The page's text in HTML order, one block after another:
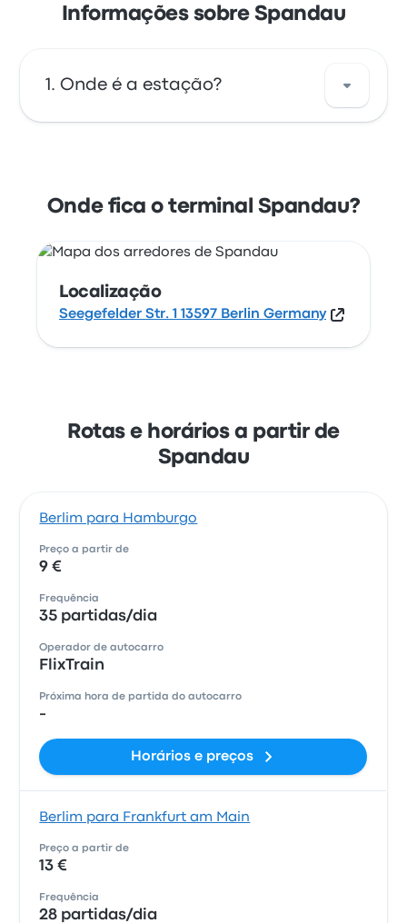
Informações sobre Spandau
Onde é a estação?
desta paragem de autocarro em/no Berlim
Onde fica o terminal Spandau?
Localização
Seegefelder Str. 1 13597 Berlin Germany
Rotas e horários a partir de
Spandau
Berlim para Hamburgo
Preço a partir de
9 €
Frequência
35 partidas/dia
Operador de autocarro
FlixTrain
Próxima hora de partida do autocarro
-
Horários e preços
Berlim para Frankfurt am Main
Preço a partir de
13 €
Frequência
28 partidas/dia